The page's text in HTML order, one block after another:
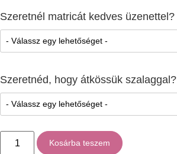
Szeretnél matricát kedves üzenettel?
Szeretnéd, hogy átkössük szalaggal?
Kosárba teszem